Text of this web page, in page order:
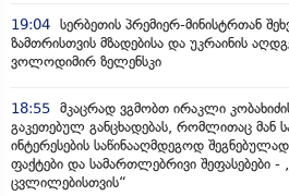
19:04 სერბეთის პრემიერ-მინისტრთან
ზამთრისთვის მზადებისა და უკრაინის
ვოლოდიმირ ზელენსკი
18:55 მკაცრად ვგმობთ ირაკლი
გაკეთებულ განცხადებას, რომლითაც
ინტერესების საწინააღმდეგოდ
ფაქტები და სამართლებრივი შეფასებები -
ცვლილებისთვის“